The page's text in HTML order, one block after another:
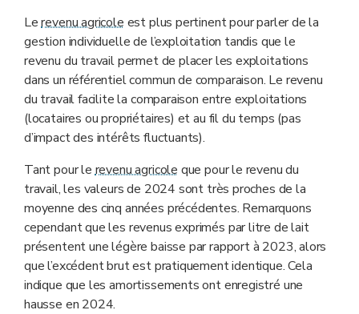
Lerevenu agricole est plus pertinent pour parler de la
gestion individuelle de l’exploitation tandis que le
revenu du travail permet de placer les exploitations
dans un référentiel commun de comparaison. Le revenu
du travail facilite la comparaison entre exploitations
(locataires ou propriétaires) et au fil du temps (pas
d’impact des intérêts fluctuants).
Tant pour lerevenu agricole que pour le revenu du
travail, les valeurs de 2024 sont très proches de la
moyenne des cinq années précédentes. Remarquons
cependant que les revenus exprimés par litre de lait
présentent une légère baisse par rapport à 2023, alors
que l’excédent brut est pratiquement identique. Cela
indique que les amortissements ont enregistré une
hausse en 2024.